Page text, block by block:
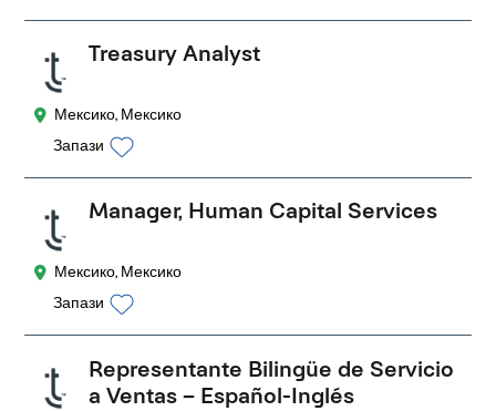
Treasury Analyst
Мексико, Мексико
Запази
Manager, Human Capital Services
Мексико, Мексико
Запази
Representante Bilingüe de Servicio
a Ventas – Español-Inglés